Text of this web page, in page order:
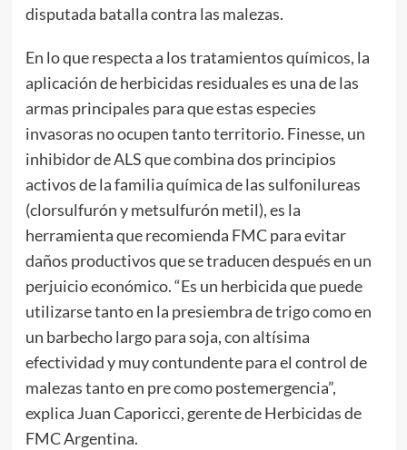
disputada batalla contra las malezas.
En lo que respecta a los tratamientos químicos, la
aplicación de herbicidas residuales es una de las
armas principales para que estas especies
invasoras no ocupen tanto territorio. Finesse, un
inhibidor de ALS que combina dos principios
activos de la familia química de las sulfonilureas
(clorsulfurón y metsulfurón metil), es la
herramienta que recomienda FMC para evitar
daños productivos que se traducen después en un
perjuicio económico. “Es un herbicida que puede
utilizarse tanto en la presiembra de trigo como en
un barbecho largo para soja, con altísima
efectividad y muy contundente para el control de
malezas tanto en pre como postemergencia”,
explica Juan Caporicci, gerente de Herbicidas de
FMC Argentina.